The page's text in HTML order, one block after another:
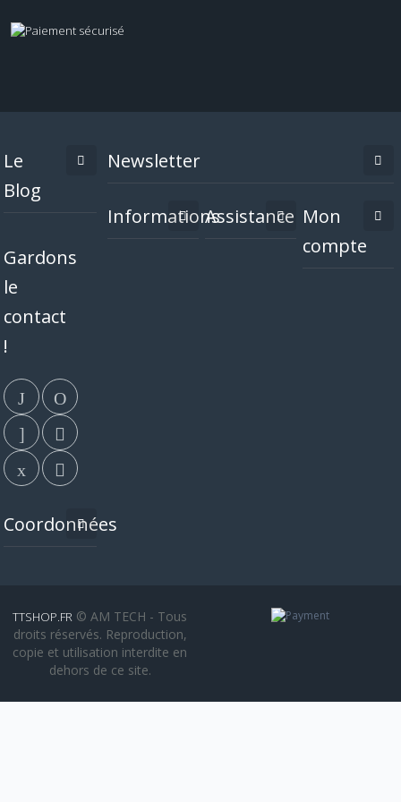
Le
Blog
Gardons
le
contact
!
Coordonnées
Newsletter
InformationsAssistance Mon
compte
TTSHOP.FR © AM TECH - Tous
droits réservés. Reproduction,
copie et utilisation interdite en
dehors de ce site.